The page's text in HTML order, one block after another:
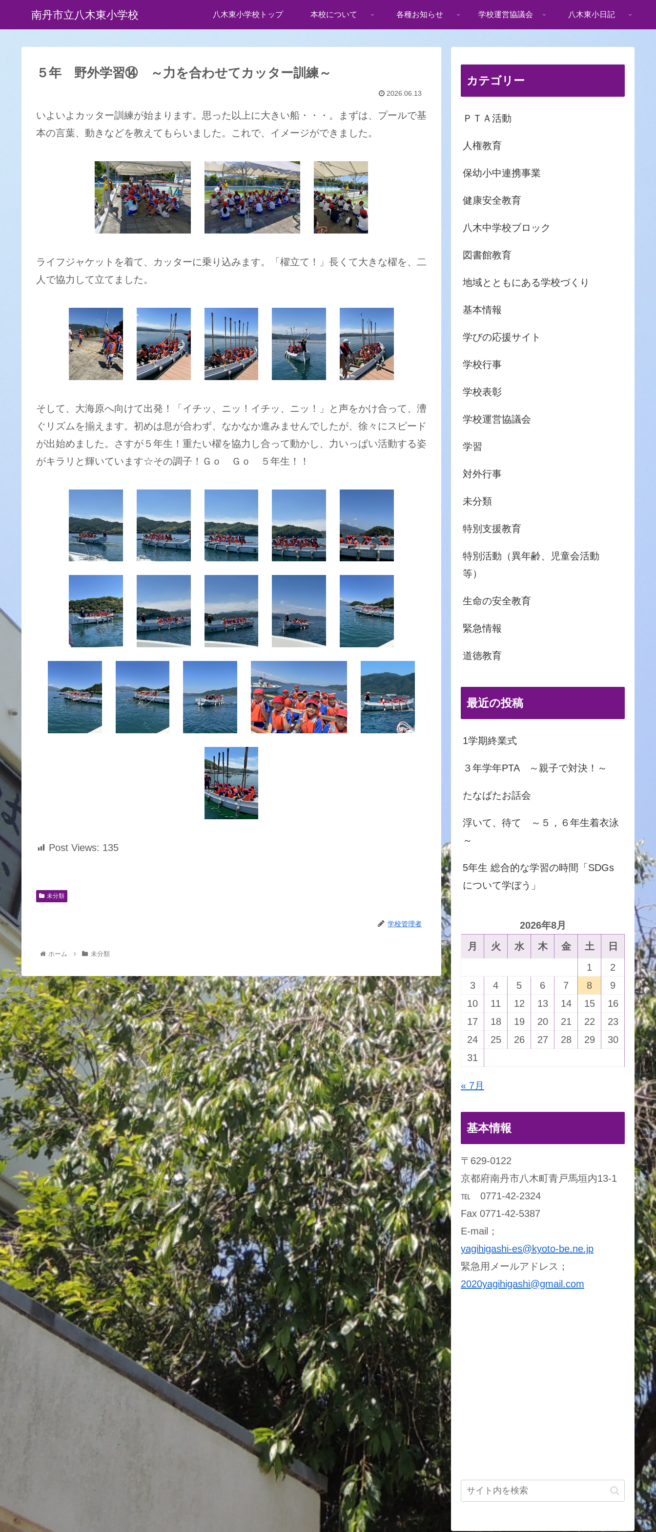
南丹市立八木東小学校 八木東小学校トップ 本校について 各種お知らせ 学校運営協議会 八木東小日記
５年 野外学習⑭ ～力を合わせてカッター訓練～
2026.06.13
いよいよカッター訓練が始まります。思った以上に大きい船・・・。まずは、プールで基
本の言葉、動きなどを教えてもらいました。これで、イメージができました。
ライフジャケットを着て、カッターに乗り込みます。「櫂立て！」長くて大きな櫂を、二
人で協力して立てました。
そして、大海原へ向けて出発！「イチッ、ニッ！イチッ、ニッ！」と声をかけ合って、漕
ぐリズムを揃えます。初めは息が合わず、なかなか進みませんでしたが、徐々にスピード
が出始めました。さすが５年生！重たい櫂を協力し合って動かし、力いっぱい活動する姿
がキラリと輝いています☆その調子！Ｇｏ Ｇｏ ５年生！！
Post Views: 135
未分類
学校管理者
ホーム 未分類
カテゴリー
ＰＴＡ活動
人権教育
保幼小中連携事業
健康安全教育
八木中学校ブロック
図書館教育
地域とともにある学校づくり
基本情報
学びの応援サイト
学校行事
学校表彰
学校運営協議会
学習
対外行事
未分類
特別支援教育
特別活動（異年齢、児童会活動
等）
生命の安全教育
緊急情報
道徳教育
最近の投稿
1学期終業式
３年学年PTA ～親子で対決！～
たなばたお話会
浮いて、待て ～５，６年生着衣泳
～
5年生 総合的な学習の時間「SDGs
について学ぼう」
2026年8月
月
火 水 木 金 土
日
1
2
3
4 5 6 7 8
9
10
11 12 13 14 15
16
17
18 19 20 21 22
23
24
25 26 27 28 29
30
31
« 7月
基本情報
〒629-0122
京都府南丹市八木町青戸馬垣内13-1
℡ 0771-42-2324
Fax 0771-42-5387
E-mail；
yagihigashi-es@kyoto-be.ne.jp
緊急用メールアドレス；
2020yagihigashi@gmail.com